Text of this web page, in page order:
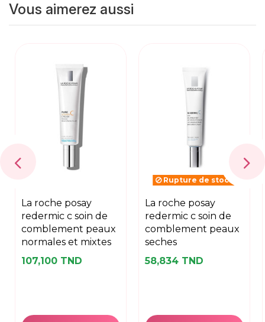
Vous aimerez aussi
la roche posay
redermic c soin de
comblement peaux
normales et mixtes
107,100 TND
Rupture de stock
la roche posay
redermic c soin de
comblement peaux
seches
58,834 TND